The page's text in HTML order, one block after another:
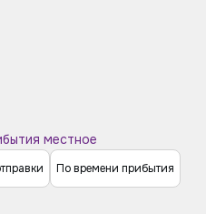
местное
По времени прибытия